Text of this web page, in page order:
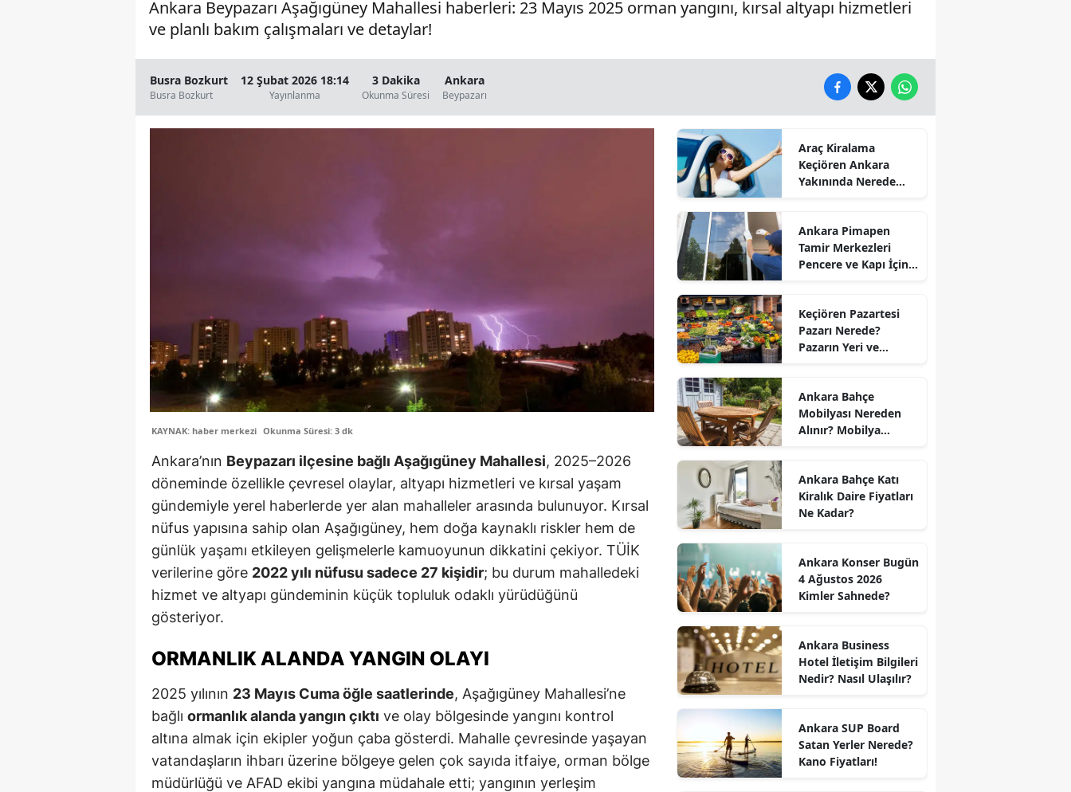
Ankara Beypazarı Aşağıgüney Mahallesi haberleri: 23 Mayıs 2025 orman yangını, kırsal altyapı hizmetleri
ve planlı bakım çalışmaları ve detaylar!
Busra Bozkurt
Busra Bozkurt
12 Şubat 2026 18:14
Yayınlanma
3 Dakika
Okunma Süresi
Ankara
Beypazarı
KAYNAK: haber merkezi Okunma Süresi: 3 dk
Ankara’nın Beypazarı ilçesine bağlı Aşağıgüney Mahallesi, 2025–2026
döneminde özellikle çevresel olaylar, altyapı hizmetleri ve kırsal yaşam
gündemiyle yerel haberlerde yer alan mahalleler arasında bulunuyor. Kırsal
nüfus yapısına sahip olan Aşağıgüney, hem doğa kaynaklı riskler hem de
günlük yaşamı etkileyen gelişmelerle kamuoyunun dikkatini çekiyor. TÜİK
verilerine göre 2022 yılı nüfusu sadece 27 kişidir; bu durum mahalledeki
hizmet ve altyapı gündeminin küçük topluluk odaklı yürüdüğünü
gösteriyor.
ORMANLIK ALANDA YANGIN OLAYI
2025 yılının 23 Mayıs Cuma öğle saatlerinde, Aşağıgüney Mahallesi’ne
bağlı ormanlık alanda yangın çıktı ve olay bölgesinde yangını kontrol
altına almak için ekipler yoğun çaba gösterdi. Mahalle çevresinde yaşayan
vatandaşların ihbarı üzerine bölgeye gelen çok sayıda itfaiye, orman bölge
müdürlüğü ve AFAD ekibi yangına müdahale etti; yangının yerleşim
Araç Kiralama
Keçiören Ankara
Yakınında Nerede
Ankara Pimapen
Tamir Merkezleri
Pencere ve Kapı İçin
Keçiören Pazartesi
Pazarı Nerede?
Pazarın Yeri ve
Ankara Bahçe
Mobilyası Nereden
Alınır? Mobilya
Ankara Bahçe Katı
Kiralık Daire Fiyatları
Ne Kadar?
Ankara Konser Bugün
4 Ağustos 2026
Kimler Sahnede?
Ankara Business
Hotel İletişim Bilgileri
Nedir? Nasıl Ulaşılır?
Ankara SUP Board
Satan Yerler Nerede?
Kano Fiyatları!